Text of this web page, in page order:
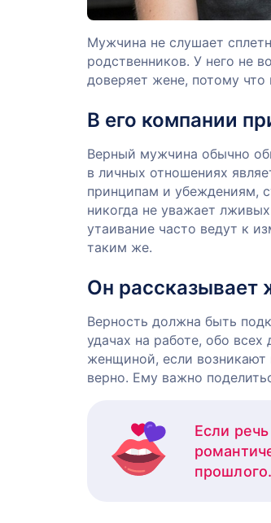
Мужчина не слушает
родственников. У него не
доверяет жене, потому
В его компании
Верный мужчина обычно
в личных отношениях
принципам и убеждениям,
никогда не уважает
утаивание часто ведут к
таким же.
Он рассказывает
Верность должна быть
удачах на работе, обо
женщиной, если возникают
верно. Ему важно
Если
прошлого.